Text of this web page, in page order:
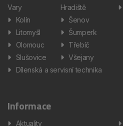
Vary
Kolín
Litomyšl
Olomouc
Slušovice
Hradiště
Šenov
Šumperk
Třebíč
Všejany
Dílenská a servisní technika
Informace
Aktuality